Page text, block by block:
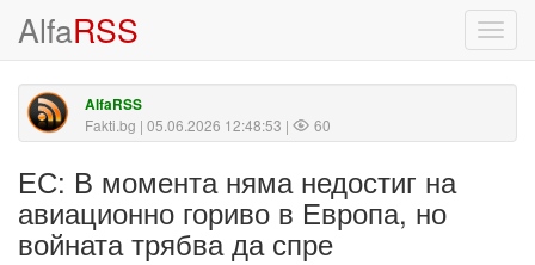
AlfaRSS
AlfaRSS
Fakti.bg | 05.06.2026 12:48:53 | 60
ЕС: В момента няма недостиг на
авиационно гориво в Европа, но
войната трябва да спре